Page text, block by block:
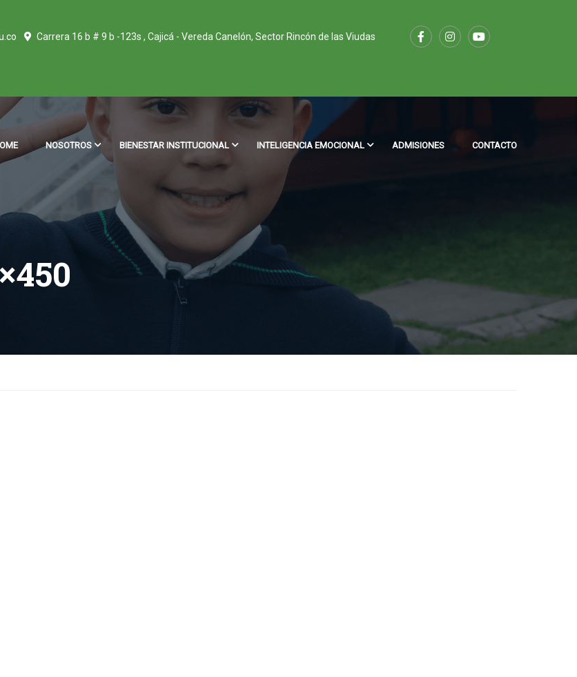
Carrera 16 b # 9 b -123s , Cajicá - Vereda Canelón, Sector Rincón de las Viudas
NOSOTROS BIENESTAR INSTITUCIONAL INTELIGENCIA EMOCIONAL ADMISIONES CONTACTO